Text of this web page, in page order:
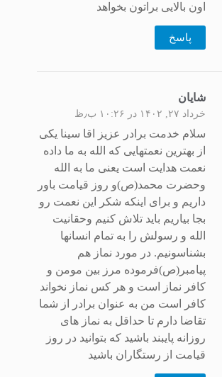
اون بالایی براتون بخواهد
پاسخ
شایان
خرداد ۲۷, ۱۴۰۲ در ۱۰:۲۶ ب٫ظ
سلام خدمت برادر عزیز اقا سینا یکی
از بهترین نعمتهایی که الله به ما داده
نعمت هدایت است یعنی ما به الله
وحضرت محمد(ص)و روز قیامت باور
داریم و برای اینکه شکر این نعمت رو
بجا بیاریم باید تلاش کنیم وحقانیت
الله و رسولش را به تمام انسانها
بشناسونیم. در مورد نماز هم
پیامبر(ص)فرموده مرز بین مومن و
کافر نماز است و هر کس نماز نخواند
کافر است من به عنوان برادر از شما
تقاضا دارم تا حداقل به نماز های
روزانه پایبند باشید که بتوانید در روز
قیامت از رستگاران باشید